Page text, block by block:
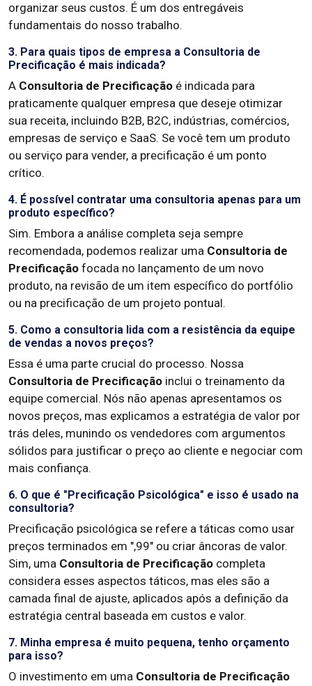
organizar seus custos. É um dos entregáveis
fundamentais do nosso trabalho.
3. Para quais tipos de empresa a Consultoria de
Precificação é mais indicada?
A Consultoria de Precificação é indicada para
praticamente qualquer empresa que deseje otimizar
sua receita, incluindo B2B, B2C, indústrias, comércios,
empresas de serviço e SaaS. Se você tem um produto
ou serviço para vender, a precificação é um ponto
crítico.
4. É possível contratar uma consultoria apenas para um
produto específico?
Sim. Embora a análise completa seja sempre
recomendada, podemos realizar uma Consultoria de
Precificação focada no lançamento de um novo
produto, na revisão de um item específico do portfólio
ou na precificação de um projeto pontual.
5. Como a consultoria lida com a resistência da equipe
de vendas a novos preços?
Essa é uma parte crucial do processo. Nossa
Consultoria de Precificação inclui o treinamento da
equipe comercial. Nós não apenas apresentamos os
novos preços, mas explicamos a estratégia de valor por
trás deles, munindo os vendedores com argumentos
sólidos para justificar o preço ao cliente e negociar com
mais confiança.
6. O que é "Precificação Psicológica" e isso é usado na
consultoria?
Precificação psicológica se refere a táticas como usar
preços terminados em ",99" ou criar âncoras de valor.
Sim, uma Consultoria de Precificação completa
considera esses aspectos táticos, mas eles são a
camada final de ajuste, aplicados após a definição da
estratégia central baseada em custos e valor.
7. Minha empresa é muito pequena, tenho orçamento
para isso?
O investimento em uma Consultoria de Precificação